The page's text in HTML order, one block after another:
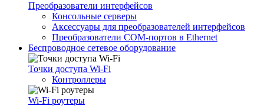
Преобразователи интерфейсов
Консольные серверы
Аксессуары для преобразователей интерфейсов
Преобразователи COM-портов в Ethernet
Беспроводное сетевое оборудование
Точки доступа Wi-Fi
Контроллеры
Wi-Fi роутеры